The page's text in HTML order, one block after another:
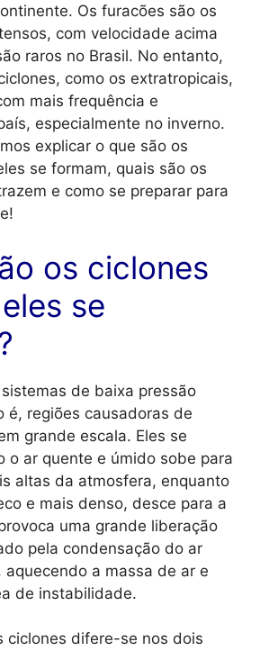
Os furacões são os
com velocidade acima
raros no Brasil. No entanto,
como os extratropicais,
mais frequência e
especialmente no inverno.
explicar o que são os
se formam, quais são os
e como se preparar para
os ciclones
se
de baixa pressão
é, regiões causadoras de
grande escala. Eles se
o ar quente e úmido sobe para
altas da atmosfera, enquanto
e mais denso, desce para a
uma grande liberação
pela condensação do ar
aquecendo a massa de ar e
de instabilidade.
ciclones difere-se nos dois